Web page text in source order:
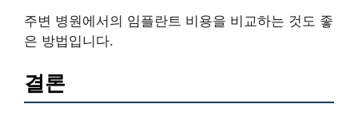
주변 병원에서의 임플란트 비용을 비교하는 것도 좋
은 방법입니다.
결론